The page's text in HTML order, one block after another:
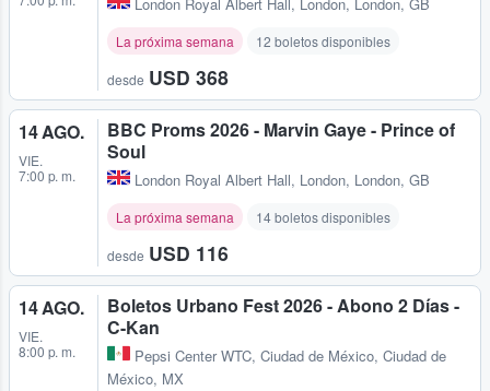
La próxima semana 12 boletos disponibles
desde USD 368
14 AGO.
VIE.
7:00 p. m.
BBC Proms 2026 - Marvin Gaye - Prince of
Soul
London Royal Albert Hall, London, London, GB
La próxima semana 14 boletos disponibles
desde USD 116
14 AGO.
VIE.
8:00 p. m.
Boletos Urbano Fest 2026 - Abono 2 Días -
C-Kan
Pepsi Center WTC, Ciudad de México, Ciudad de
México, MX